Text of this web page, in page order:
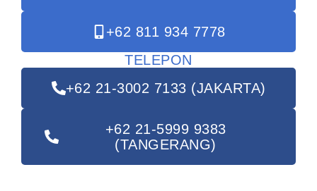
+62 811 934 7778
TELEPON
+62 21-3002 7133 (JAKARTA)
+62 21-5999 9383
(TANGERANG)